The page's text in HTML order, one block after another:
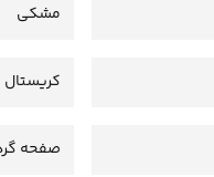
مشکی
صفحه